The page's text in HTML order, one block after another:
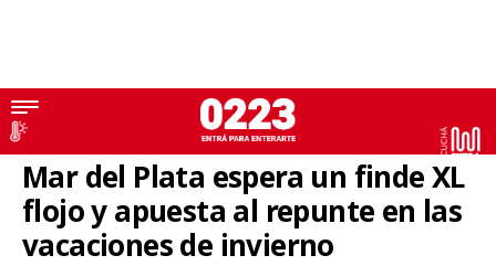
Fin de semana largo
Mar del Plata espera un finde XL
flojo y apuesta al repunte en las
vacaciones de invierno